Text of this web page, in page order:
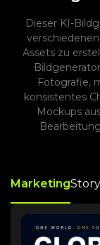
Dieser KI-
Assets zu
Fotografie,
konsistentes
Mockups
Marketing